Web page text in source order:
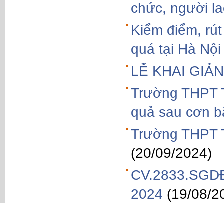
chức, người
Kiểm điểm,
quá tại Hà Nội
LỄ KHAI
Trường THPT
quả sau cơn
Trường THPT
(20/09/2024)
2024 (19/08/